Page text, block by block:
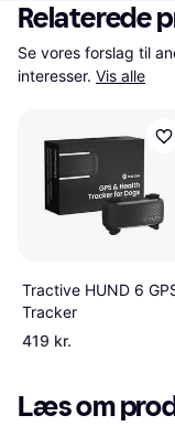
Relaterede
Se vores forslag til
interesser. Vis alle
Tractive HUND 6
Tracker
419 kr.
Læs om